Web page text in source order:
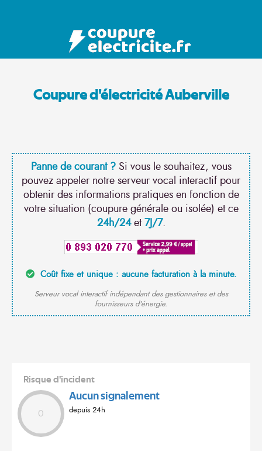
Coupure d'électricité Auberville
Panne de courant ?Si vous le souhaitez, vous
pouvez appeler notre serveur vocal interactif pour
obtenir des informations pratiques en fonction de
votre situation (coupure générale ou isolée) et ce
24h/24et7J/7.
Coût fixe et unique : aucune facturation à la minute.
Serveur vocal interactif indépendant des gestionnaires et des
fournisseurs d'énergie.
Risque d'incident
0
Aucun signalement
depuis 24h